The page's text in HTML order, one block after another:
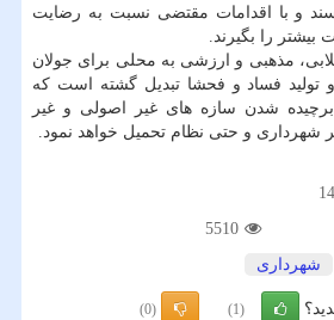
و با اقدامات مقتضی نسبت به رضایت
را بگیرند.
مذهبی و ارزشی به محلی برای جولان
تولید فساد و فحشا تبدیل گشته است كه
شدن سازه های غیر اصولی و غیر
شهرداری و حتی نظام تحمیل خواهد نمود.
5510
شهرداری
(1)
(0)